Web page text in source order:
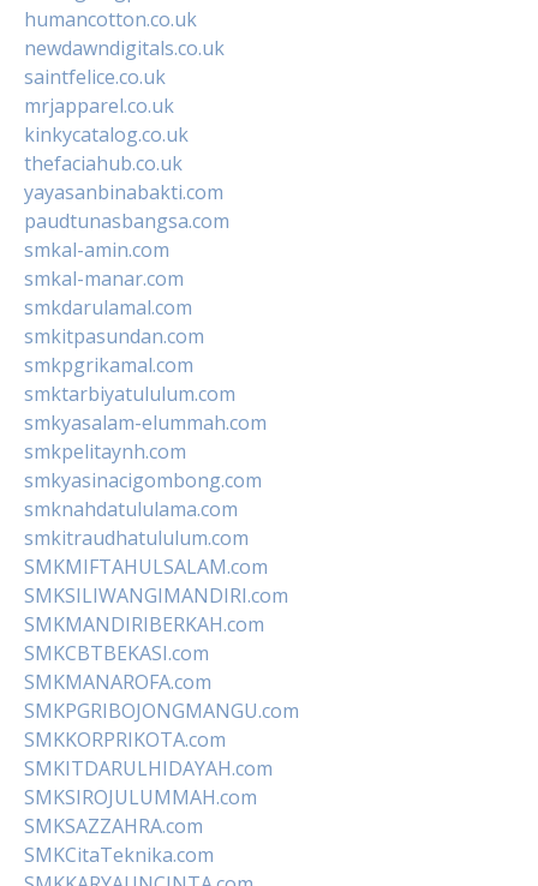
humancotton.co.uk
newdawndigitals.co.uk
saintfelice.co.uk
mrjapparel.co.uk
kinkycatalog.co.uk
thefaciahub.co.uk
yayasanbinabakti.com
paudtunasbangsa.com
smkal-amin.com
smkal-manar.com
smkdarulamal.com
smkitpasundan.com
smkpgrikamal.com
smktarbiyatululum.com
smkyasalam-elummah.com
smkpelitaynh.com
smkyasinacigombong.com
smknahdatululama.com
smkitraudhatululum.com
SMKMIFTAHULSALAM.com
SMKSILIWANGIMANDIRI.com
SMKMANDIRIBERKAH.com
SMKCBTBEKASI.com
SMKMANAROFA.com
SMKPGRIBOJONGMANGU.com
SMKKORPRIKOTA.com
SMKITDARULHIDAYAH.com
SMKSIROJULUMMAH.com
SMKSAZZAHRA.com
SMKCitaTeknika.com